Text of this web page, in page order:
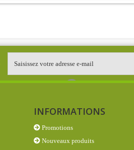
INFORMATIONS
Promotions
Nouveaux produits